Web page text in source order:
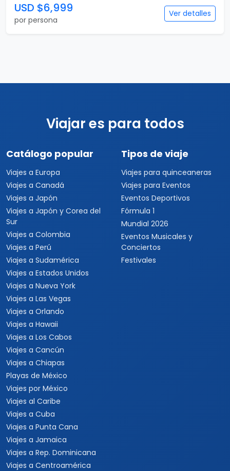
USD $6,999
por persona
Ver detalles
Viajar es para todos
Catálogo popular
Viajes a Europa
Viajes a Canadá
Viajes a Japón
Viajes a Japón y Corea del
Sur
Viajes a Colombia
Viajes a Perú
Viajes a Sudamérica
Viajes a Estados Unidos
Viajes a Nueva York
Viajes a Las Vegas
Viajes a Orlando
Viajes a Hawaii
Viajes a Los Cabos
Viajes a Cancún
Viajes a Chiapas
Playas de México
Viajes por México
Viajes al Caribe
Viajes a Cuba
Viajes a Punta Cana
Viajes a Jamaica
Viajes a Rep. Dominicana
Viajes a Centroamérica
Tipos de viaje
Viajes para quinceaneras
Viajes para Eventos
Eventos Deportivos
Fórmula 1
Mundial 2026
Eventos Musicales y
Conciertos
Festivales